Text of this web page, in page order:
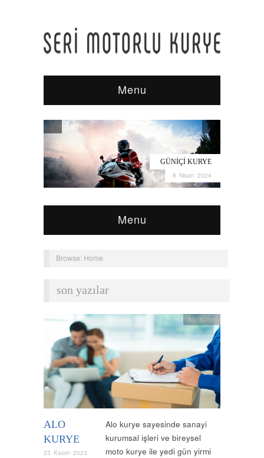
Menu
GÜNIÇI KURYE
8 Nisan 2024
Menu
Browse: Home
son yazılar
ALO
KURYE
23 Kasım 2023
Alo Kurye
Alo kurye sayesinde sanayi
kurumsal işleri ve bireysel
moto kurye ile yedi gün yirmi